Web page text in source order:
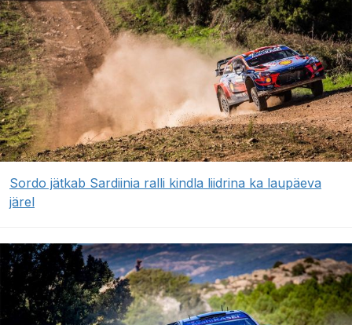
Sordo jätkab Sardiinia ralli kindla liidrina ka laupäeva
järel